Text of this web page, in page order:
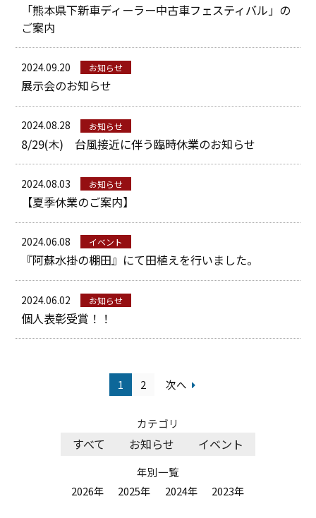
カテゴリ
すべて お知らせ イベント
年別一覧
2026年
2025年 2024年 2023年
「熊本県下新車ディーラー中古車フェスティバル」の
ご案内
2024.09.20 お知らせ
展示会のお知らせ
2024.08.28 お知らせ
8/29(木) 台風接近に伴う臨時休業のお知らせ
2024.08.03 お知らせ
【夏季休業のご案内】
2024.06.08 イベント
『阿蘇水掛の棚田』にて田植えを行いました。
2024.06.02 お知らせ
個人表彰受賞！！
1 2 次へ
ポルシェセンター熊本
プジョー熊本
シトロエン熊本